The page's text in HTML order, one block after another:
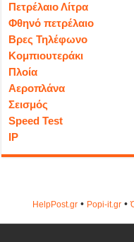
Πετρέλαιο Λίτρα
Φθηνό πετρέλαιο
Βρες Τηλέφωνο
Κομπιουτεράκι
Πλοία
Αεροπλάνα
Σεισμός
Speed Test
IP
HelpPost.gr• Popi-it.gr•